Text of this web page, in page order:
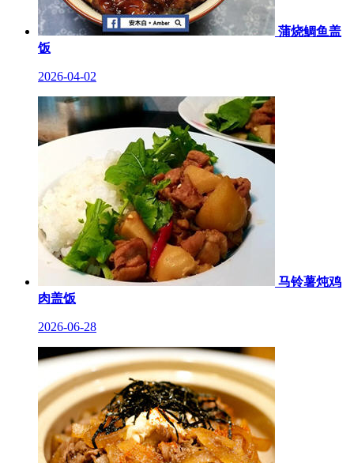
蒲烧鲷鱼盖
饭
2026-04-02
马铃薯炖鸡
肉盖饭
2026-06-28